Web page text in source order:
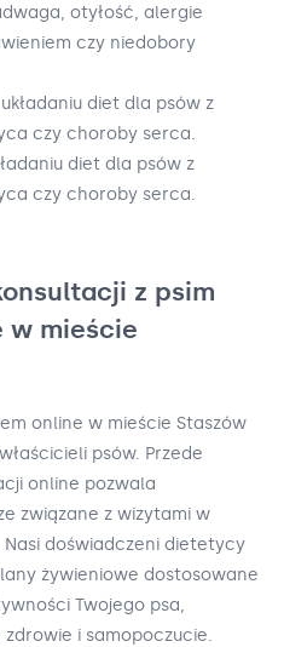
otyłość, alergie
czy niedobory
diet dla psów z
czy choroby serca.
diet dla psów z
czy choroby serca.
z psim
w mieście
online w mieście Staszów
psów. Przede
online pozwala
związane z wizytami w
doświadczeni dietetycy
żywieniowe dostosowane
Twojego psa,
i samopoczucie.